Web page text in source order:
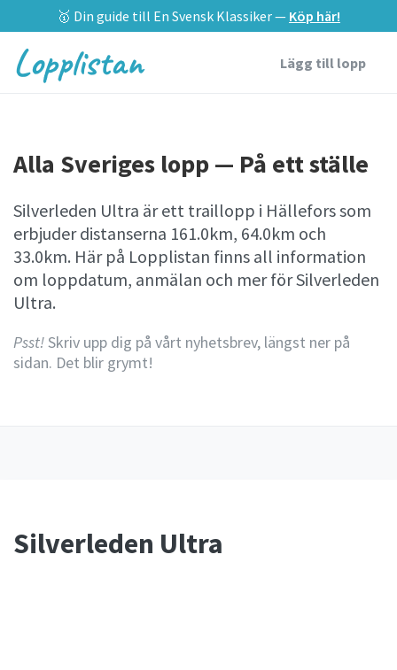
🥇 Din guide till En Svensk Klassiker — Köp här!
Lopplistan Lägg till lopp
Alla Sveriges lopp — På ett ställe
Silverleden Ultra är ett traillopp i Hällefors som
erbjuder distanserna 161.0km, 64.0km och
33.0km. Här på Lopplistan finns all information
om loppdatum, anmälan och mer för Silverleden
Ultra.
Psst!Skriv upp dig på vårt nyhetsbrev, längst ner på
sidan. Det blir grymt!
Silverleden Ultra